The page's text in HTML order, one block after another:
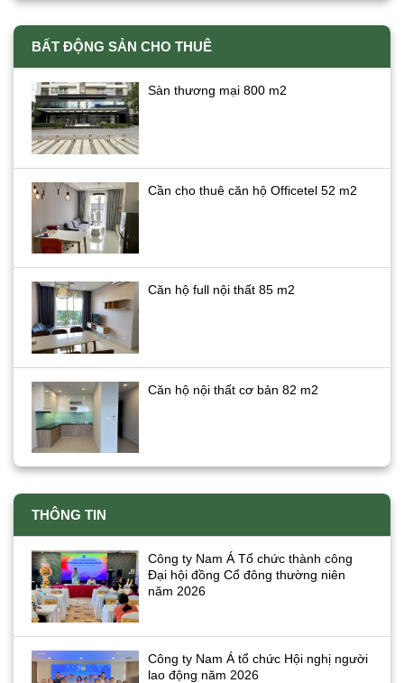
BẤT ĐỘNG SẢN CHO THUÊ
Sàn thương mại 800 m2
Cần cho thuê căn hộ Officetel 52 m2
Căn hộ full nội thất 85 m2
Căn hộ nội thất cơ bản 82 m2
THÔNG TIN
Công ty Nam Á Tổ chức thành công
Đại hội đồng Cổ đông thường niên
năm 2026
Công ty Nam Á tổ chức Hội nghị người
lao động năm 2026